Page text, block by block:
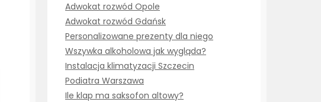
Adwokat rozwód Opole
Adwokat rozwód Gdańsk
Personalizowane prezenty dla niego
Wszywka alkoholowa jak wygląda?
Instalacja klimatyzacji Szczecin
Podiatra Warszawa
Ile klap ma saksofon altowy?